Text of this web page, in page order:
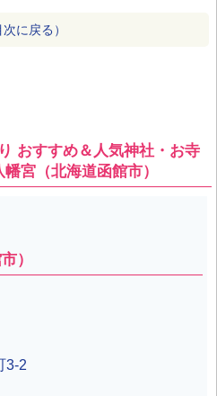
に戻る）
おすすめ＆人気神社・お寺
宮（北海道函館市）
）
3-2